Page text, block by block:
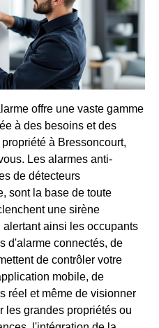
offre une vaste gamme
à des besoins et des
à Bressoncourt,
Les alarmes anti-
de détecteurs
sont la base de toute
une sirène
ainsi les occupants
d'alarme connectés, de
de contrôler votre
mobile, de
réel et même de visionner
les grandes propriétés ou